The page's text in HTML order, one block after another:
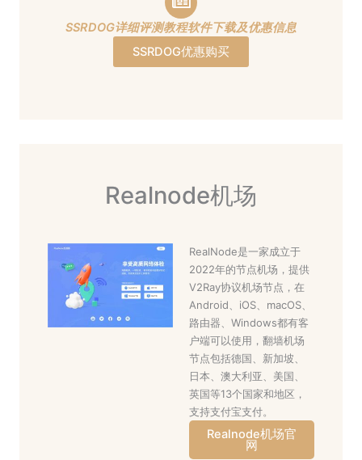
SSRDOG详细评测教程软件下载及优惠信息
SSRDOG优惠购买
Realnode机场
RealNode是一家成立于
2022年的节点机场，提供
V2Ray协议机场节点，在
Android、iOS、macOS、
路由器、Windows都有客
户端可以使用，翻墙机场
节点包括德国、新加坡、
日本、澳大利亚、美国、
英国等13个国家和地区，
支持支付宝支付。
Realnode机场官
网